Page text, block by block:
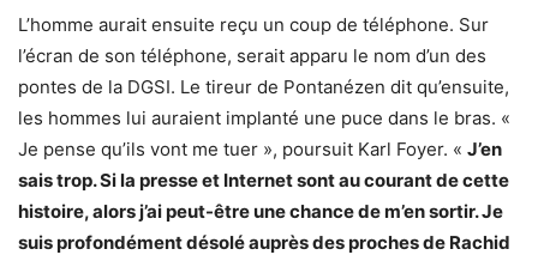
L’homme aurait ensuite reçu un coup de téléphone. Sur
l’écran de son téléphone, serait apparu le nom d’un des
pontes de la DGSI. Le tireur de Pontanézen dit qu’ensuite,
les hommes lui auraient implanté une puce dans le bras. «
Je pense qu’ils vont me tuer », poursuit Karl Foyer. « J’en
sais trop. Si la presse et Internet sont au courant de cette
histoire, alors j’ai peut-être une chance de m’en sortir. Je
suis profondément désolé auprès des proches de Rachid